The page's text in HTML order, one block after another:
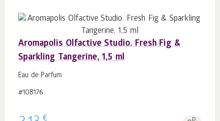
Aromapolis Olfactive Studio. Fresh Fig &
Sparkling Tangerine, 1,5 ml
Eau de Parfum
#108176
€ p.